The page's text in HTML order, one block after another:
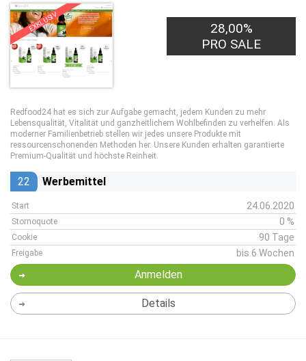
EXKLUSIV
28,00%
PRO SALE
Redfood24 hat es sich zur Aufgabe gemacht, jedem Kunden zu mehr
Lebensqualität, Vitalität und ganzheitlichem Wohlbefinden zu verhelfen. Als
moderner Familienbetrieb stellen wir jedes unsere Produkte mit
ressourcenschonenden Methoden her. Unsere Kunden erhalten garantierte
Premium-Qualität und höchste Reinheit.
22 Werbemittel
Start 24.06.2020
Stornoquote 0 %
Cookie 90 Tage
Freigabe bis 6 Wochen
Anmelden
Details